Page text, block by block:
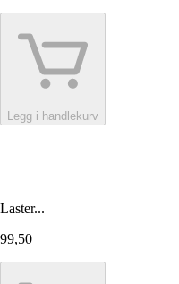
Legg i handlekurv
Laster...
99,50